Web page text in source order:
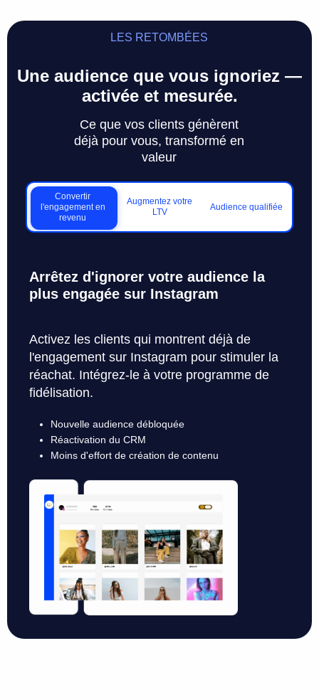
LES RETOMBÉES
Une audience que vous ignoriez —
activée et mesurée.
Ce que vos clients génèrent
déjà pour vous, transformé en
valeur
Convertir
l'engagement en
revenu
Augmentez votre
LTV
Audience qualifiée
Arrêtez d'ignorer votre audience la
plus engagée sur Instagram
Activez les clients qui montrent déjà de
l'engagement sur Instagram pour stimuler la
réachat. Intégrez-le à votre programme de
fidélisation.
Nouvelle audience débloquée
Réactivation du CRM
Moins d'effort de création de contenu